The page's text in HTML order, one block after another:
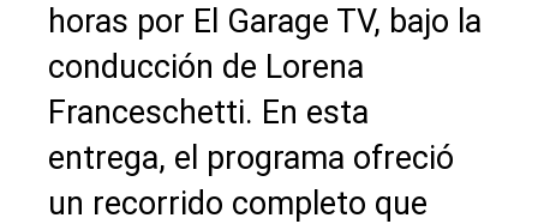
horas por El Garage TV, bajo la
conducción de Lorena
Franceschetti. En esta
entrega, el programa ofreció
un recorrido completo que